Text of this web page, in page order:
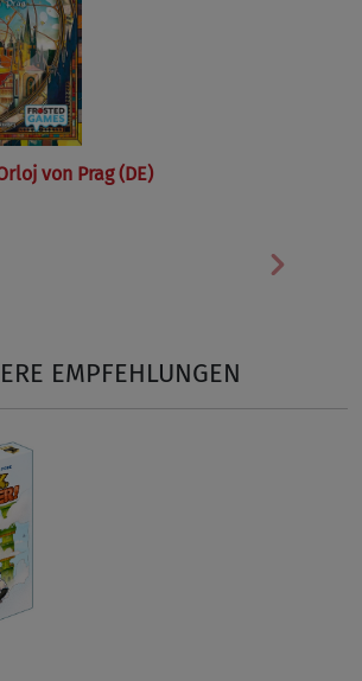
von Prag (DE)
EMPFEHLUNGEN